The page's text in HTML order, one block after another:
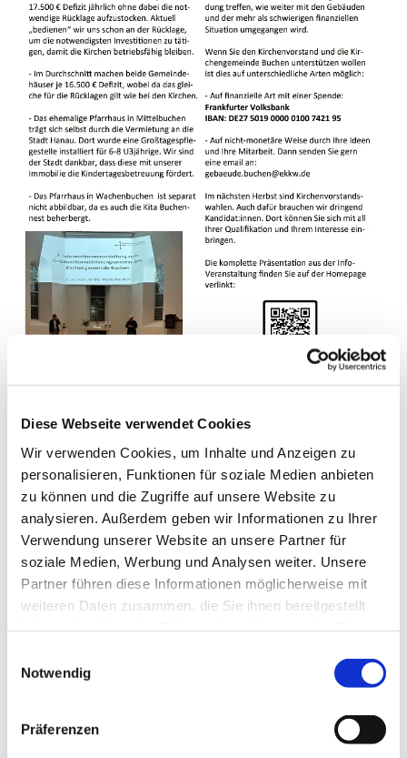
Diese Webseite verwendet Cookies
Wir verwenden Cookies, um Inhalte und Anzeigen zu
personalisieren, Funktionen für soziale Medien anbieten
zu können und die Zugriffe auf unsere Website zu
analysieren. Außerdem geben wir Informationen zu Ihrer
Verwendung unserer Website an unsere Partner für
soziale Medien, Werbung und Analysen weiter. Unsere
Partner führen diese Informationen möglicherweise mit
weiteren Daten zusammen, die Sie ihnen bereitgestellt
Notwendig
Präferenzen
aus Buchenblatt Dezember 2024 | Januar
2025: